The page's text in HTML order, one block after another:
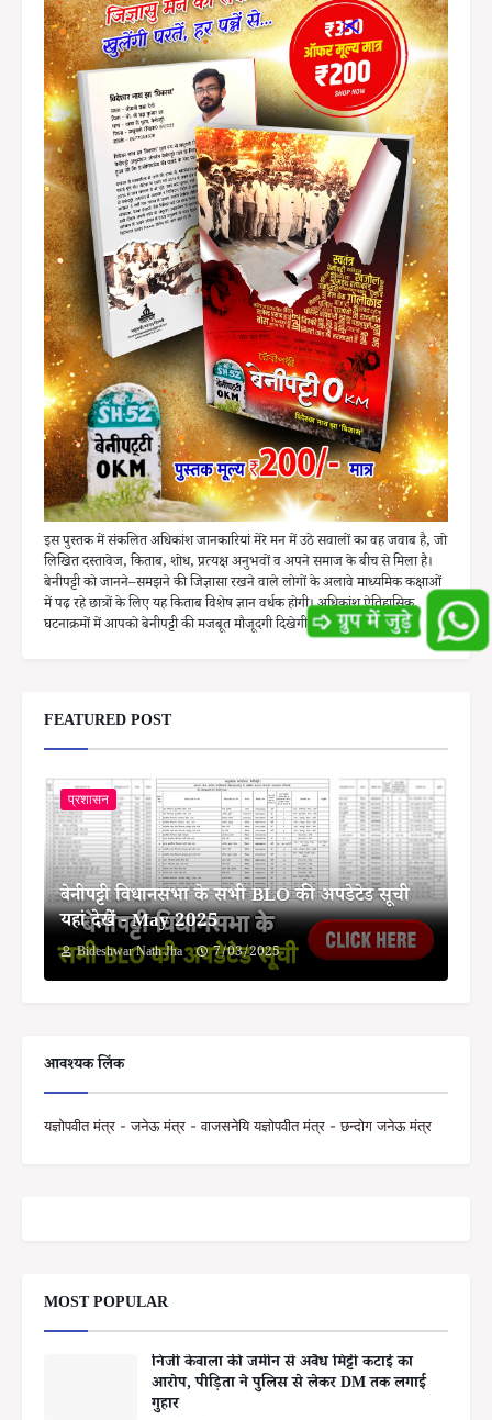
इस पुस्तक में संकलित अधिकांश जानकारियां मेरे मन में उठे सवालों का वह जवाब है, जो
लिखित दस्तावेज, किताब, शोध, प्रत्यक्ष अनुभवों व अपने समाज के बीच से मिला है।
बेनीपट्टी को जानने–समझने की जिज्ञासा रखने वाले लोगों के अलावे माध्यमिक कक्षाओं
में पढ़ रहे छात्रों के लिए यह किताब विशेष ज्ञान वर्धक होगी। अधिकांश ऐतिहासिक
घटनाक्रमों में आपको बेनीपट्टी की मजबूत मौजूदगी दिखेगी।
FEATURED POST
प्रशासन
बेनीपट्टी विधानसभा के सभी BLO की अपडेटेड सूची
यहां देखें - May 2025
Bideshwar Nath Jha 7/03/2025
आवश्यक लिंक
यज्ञोपवीत मंत्र - जनेऊ मंत्र - वाजसनेयि यज्ञोपवीत मंत्र - छन्दोग जनेऊ मंत्र
MOST POPULAR
निजी केवाला की जमीन से अवैध मिट्टी कटाई का
आरोप, पीड़िता ने पुलिस से लेकर DM तक लगाई
गुहार